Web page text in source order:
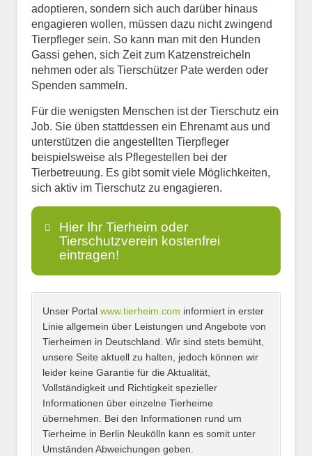
adoptieren, sondern sich auch darüber hinaus
engagieren wollen, müssen dazu nicht zwingend
Tierpfleger sein. So kann man mit den Hunden
Gassi gehen, sich Zeit zum Katzenstreicheln
nehmen oder als Tierschützer Pate werden oder
Spenden sammeln.
Für die wenigsten Menschen ist der Tierschutz ein
Job. Sie üben stattdessen ein Ehrenamt aus und
unterstützen die angestellten Tierpfleger
beispielsweise als Pflegestellen bei der
Tierbetreuung. Es gibt somit viele Möglichkeiten,
sich aktiv im Tierschutz zu engagieren.
Hier Ihr Tierheim oder
Tierschutzverein kostenfrei
eintragen!
Name*
E-Mail*
Unser Portal www.tierheim.com informiert in erster
Linie allgemein über Leistungen und Angebote von
Tierheimen in Deutschland. Wir sind stets bemüht,
unsere Seite aktuell zu halten, jedoch können wir
leider keine Garantie für die Aktualität,
Vollständigkeit und Richtigkeit spezieller
Informationen über einzelne Tierheime
übernehmen. Bei den Informationen rund um
Tierheime in Berlin Neukölln kann es somit unter
Umständen Abweichungen geben.